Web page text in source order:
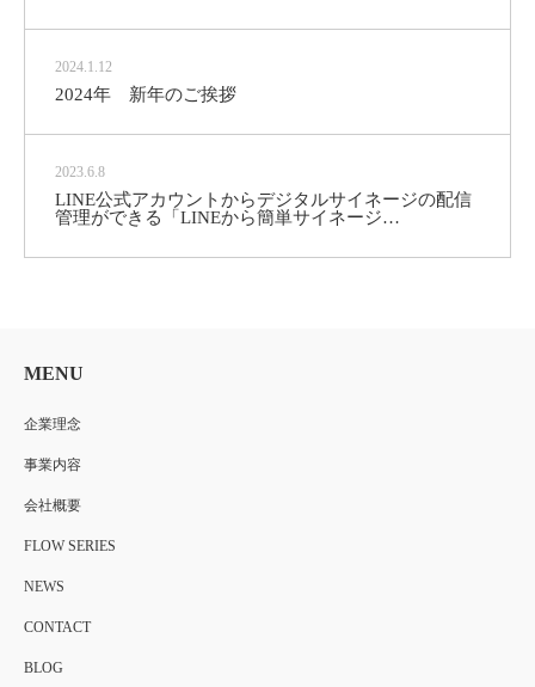
2024.1.12
2024年 新年のご挨拶
2023.6.8
LINE公式アカウントからデジタルサイネージの配信
管理ができる「LINEから簡単サイネージ…
MENU
企業理念
事業内容
会社概要
FLOW SERIES
NEWS
CONTACT
BLOG